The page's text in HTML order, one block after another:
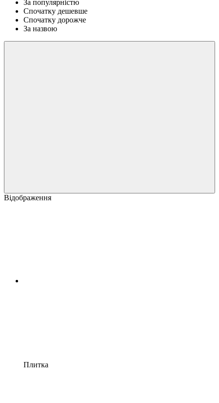
За популярністю
Спочатку дешевше
Спочатку дорожче
За назвою
Відображення
Плитка